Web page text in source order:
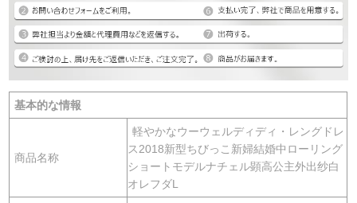
基本的な情報
商品名称
軽やかなウーウェルディディ・レングドレ
ス2018新型ちびっこ新婦結婚中ローリング
ショートモデルナチェル顕高公主外出纱白
オレフダL